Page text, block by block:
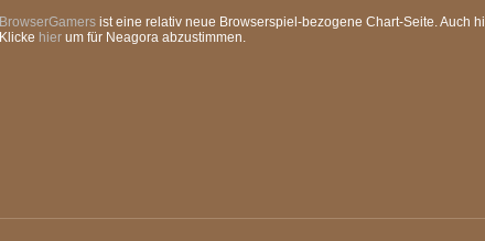
BrowserGamers ist eine relativ neue Browserspiel-bezogene Chart-Seite. Auch
Klicke hier um für Neagora abzustimmen.